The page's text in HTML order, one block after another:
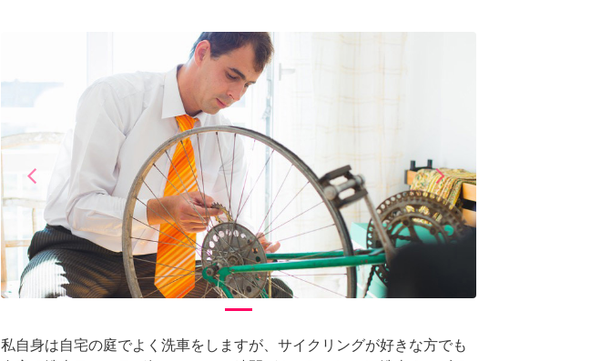
arrow_back_iosPrevious arrow_forward_iosNext
私自身は自宅の庭でよく洗車をしますが、サイクリングが好きな方でも